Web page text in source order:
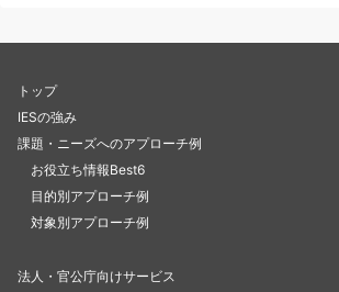
トップ
IESの強み
課題・ニーズへのアプローチ例
お役立ち情報Best6
目的別アプローチ例
対象別アプローチ例
法人・官公庁向けサービス